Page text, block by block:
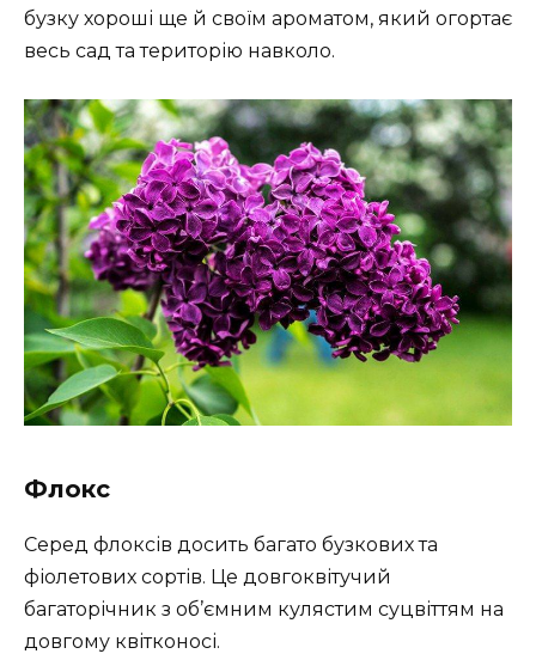
бузку хороші ще й своїм ароматом, який огортає
весь сад та територію навколо.
Флокс
Серед флоксів досить багато бузкових та
фіолетових сортів. Це довгоквітучий
багаторічник з об’ємним кулястим суцвіттям на
довгому квітконосі.